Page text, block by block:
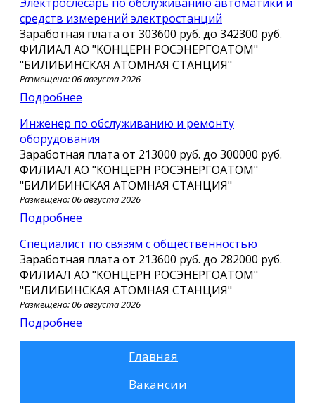
средств измерений электростанций
Заработная плата от 303600 руб. до 342300 руб.
ФИЛИАЛ АО "КОНЦЕРН РОСЭНЕРГОАТОМ"
"БИЛИБИНСКАЯ АТОМНАЯ СТАНЦИЯ"
Размещено: 06 августа 2026
Подробнее
Инженер по обслуживанию и ремонту
оборудования
Заработная плата от 213000 руб. до 300000 руб.
ФИЛИАЛ АО "КОНЦЕРН РОСЭНЕРГОАТОМ"
"БИЛИБИНСКАЯ АТОМНАЯ СТАНЦИЯ"
Размещено: 06 августа 2026
Подробнее
Специалист по связям с общественностью
Заработная плата от 213600 руб. до 282000 руб.
ФИЛИАЛ АО "КОНЦЕРН РОСЭНЕРГОАТОМ"
"БИЛИБИНСКАЯ АТОМНАЯ СТАНЦИЯ"
Размещено: 06 августа 2026
Подробнее
Главная
Вакансии